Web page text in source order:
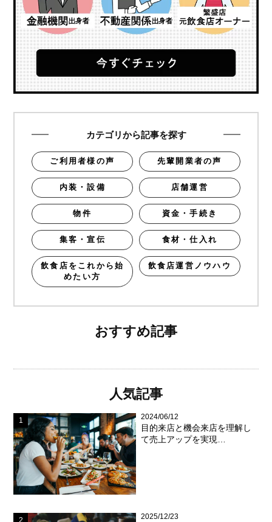
カテゴリから記事を探す
ご利用者様の声 先輩開業者の声
内装・設備 店舗運営
物件 資金・手続き
集客・宣伝 食材・仕入れ
飲食店をこれから始
めたい方
飲食店運営ノウハウ
おすすめ記事
人気記事
2024/06/12
目的来店と機会来店を理解し
て売上アップを実現…
2025/12/23